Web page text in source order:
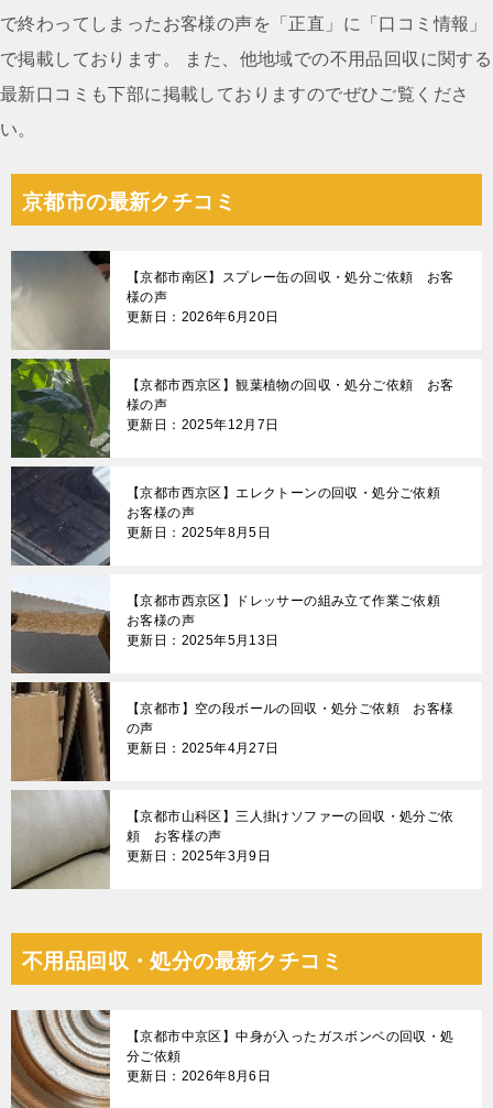
で終わってしまったお客様の声を「正直」に「口コミ情報」
で掲載しております。 また、他地域での不用品回収に関する
最新口コミも下部に掲載しておりますのでぜひご覧くださ
い。
京都市の最新クチコミ
【京都市南区】スプレー缶の回収・処分ご依頼 お客
様の声
更新日：2026年6月20日
【京都市西京区】観葉植物の回収・処分ご依頼 お客
様の声
更新日：2025年12月7日
【京都市西京区】エレクトーンの回収・処分ご依頼
お客様の声
更新日：2025年8月5日
【京都市西京区】ドレッサーの組み立て作業ご依頼
お客様の声
更新日：2025年5月13日
【京都市】空の段ボールの回収・処分ご依頼 お客様
の声
更新日：2025年4月27日
【京都市山科区】三人掛けソファーの回収・処分ご依
頼 お客様の声
更新日：2025年3月9日
不用品回収・処分の最新クチコミ
【京都市中京区】中身が入ったガスボンベの回収・処
分ご依頼
更新日：2026年8月6日